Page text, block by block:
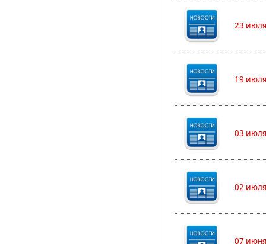
23
19
03
02
07